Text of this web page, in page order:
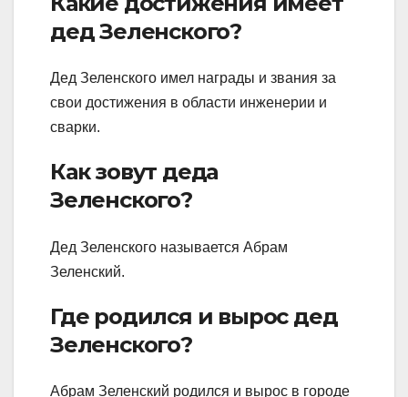
дед Зеленского?
Дед Зеленского имел награды и звания за
свои достижения в области инженерии и
сварки.
Как зовут деда
Зеленского?
Дед Зеленского называется Абрам
Зеленский.
Где родился и вырос дед
Зеленского?
Абрам Зеленский родился и вырос в городе